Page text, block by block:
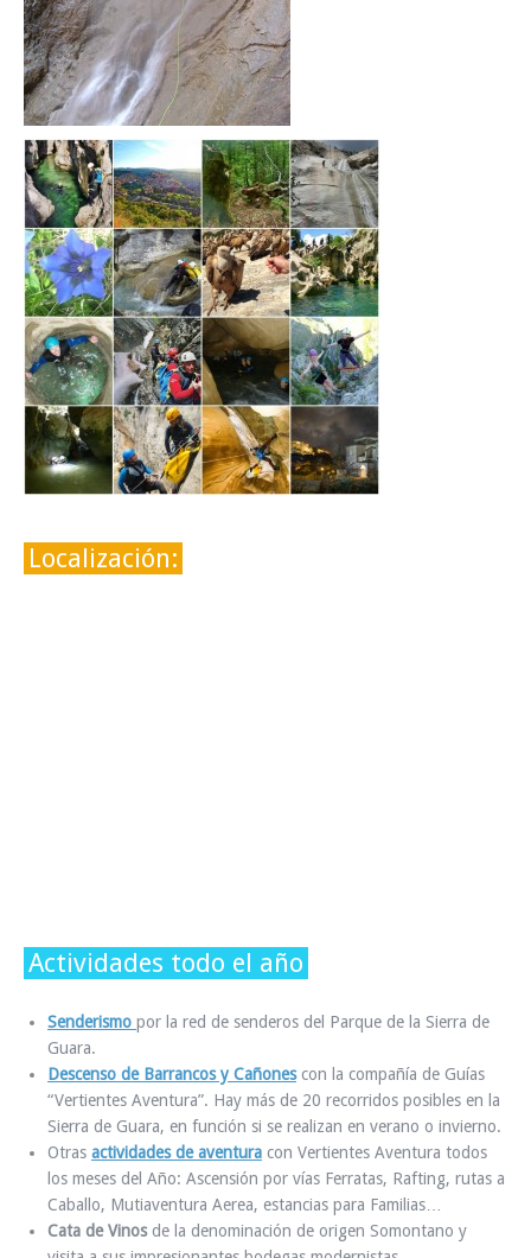
Localización:
Actividades todo el año
Senderismo por la red de senderos del Parque de la Sierra de
Guara.
Descenso de Barrancos y Cañonescon la compañía de Guías
“Vertientes Aventura”. Hay más de 20 recorridos posibles en la
Sierra de Guara, en función si se realizan en verano o invierno.
Otras actividades de aventura con Vertientes Aventura todos
los meses del Año: Ascensión por vías Ferratas, Rafting, rutas a
Caballo, Mutiaventura Aerea, estancias para Familias…
Cata de Vinosde la denominación de origen Somontano y